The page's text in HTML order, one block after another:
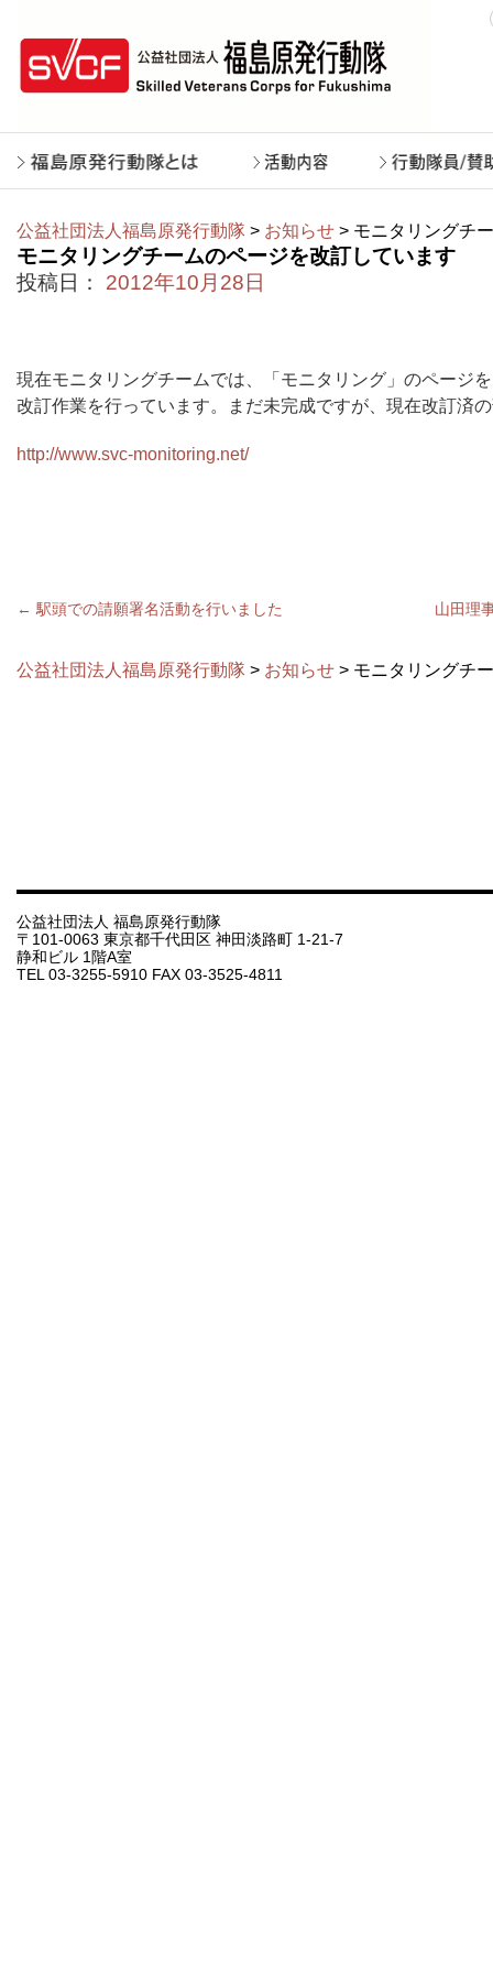
公益社団法人福島原発行動隊 > お知らせ > モニタリングチ
モニタリングチームのページを改訂しています
投稿日：
2012年10月28日
現在モニタリングチームでは、「モニタリング」のページ
改訂作業を行っています。まだ未完成ですが、現在改訂済
http://www.svc-monitoring.net/
← 駅頭での請願署名活動を行いました 山田理
公益社団法人福島原発行動隊 > お知らせ > モニタリングチ
公益社団法人 福島原発行動隊
〒101-0063 東京都千代田区 神田淡路町 1-21-7
静和ビル 1階A室
TEL 03-3255-5910 FAX 03-3525-4811